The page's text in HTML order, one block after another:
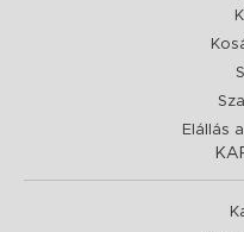
Elállás